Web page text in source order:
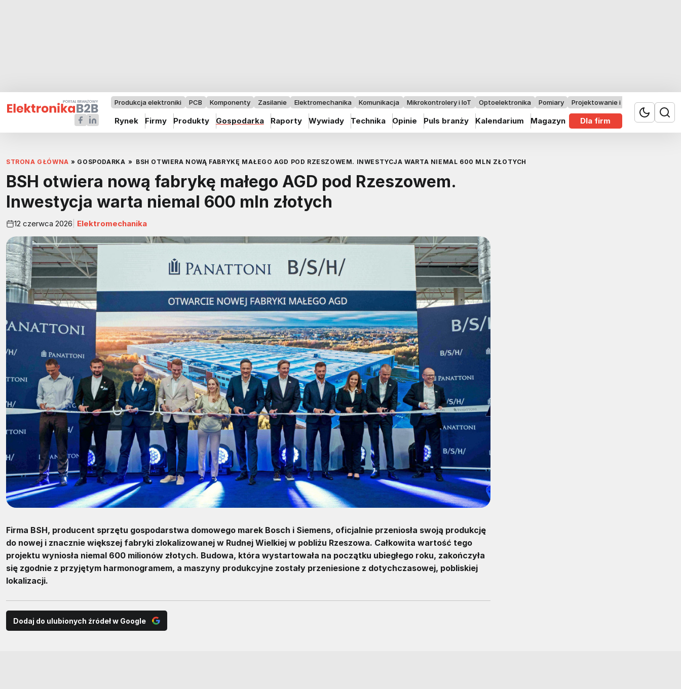
Produkcja elektroniki PCB Komponenty Zasilanie Elektromechanika Komunikacja Mikrokontrolery i IoT Optoelektronika Pomiary Projektowanie i badania
Rynek Firmy Produkty Gospodarka Raporty Wywiady Technika Opinie Puls branży Kalendarium Magazyn Dla firm
STRONA GŁÓWNA » GOSPODARKA » BSH OTWIERA NOWĄ FABRYKĘ MAŁEGO AGD POD RZESZOWEM. INWESTYCJA WARTA NIEMAL 600 MLN ZŁOTYCH
BSH otwiera nową fabrykę małego AGD pod Rzeszowem.
Inwestycja warta niemal 600 mln złotych
12 czerwca 2026 Elektromechanika
Firma BSH, producent sprzętu gospodarstwa domowego marek Bosch i Siemens, oficjalnie przeniosła swoją produkcję
do nowej i znacznie większej fabryki zlokalizowanej w Rudnej Wielkiej w pobliżu Rzeszowa. Całkowita wartość tego
projektu wyniosła niemal 600 milionów złotych. Budowa, która wystartowała na początku ubiegłego roku, zakończyła
się zgodnie z przyjętym harmonogramem, a maszyny produkcyjne zostały przeniesione z dotychczasowej, pobliskiej
lokalizacji.
Dodaj do ulubionych źródeł w Google